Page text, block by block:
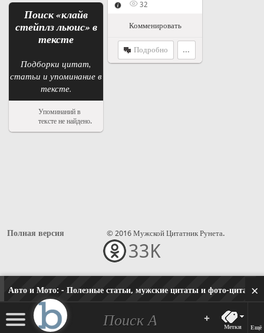
+
Метки Ещё
×
Авто и Мото: - Полезные статьи, мужские цитаты и фото-цитаты,
32
Комменировать
Подробно ...
Поиск «клайв
стейплз льюис» в
тексте
Подборки цитат,
статьи и упоминание в
тексте.
Упоминаний в
тексте не найдено.
Полная версия © 2016 Мужской Цитатник Рунета.
33K